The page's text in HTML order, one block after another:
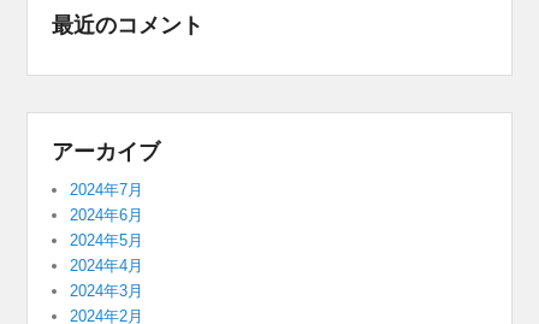
最近のコメント
アーカイブ
2024年7月
2024年6月
2024年5月
2024年4月
2024年3月
2024年2月